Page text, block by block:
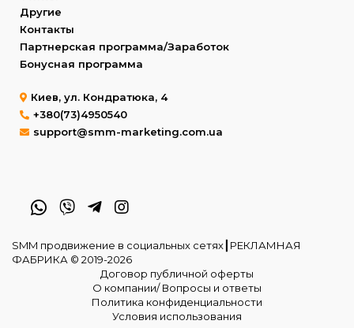
Другие
Контакты
Партнерская программа/Заработок
Бонусная программа
Киев, ул. Кондратюка, 4
+380(73)4950540
support@smm-marketing.com.ua
SMM продвижение в социальных сетях┃РЕКЛАМНАЯ
ФАБРИКА © 2019-2026
Договор публичной оферты
О компании/ Вопросы и ответы
Политика конфиденциальности
Условия использования